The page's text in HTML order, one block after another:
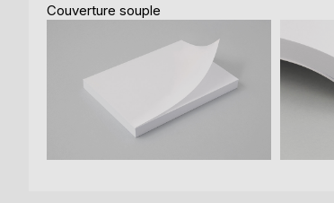
Couverture souple